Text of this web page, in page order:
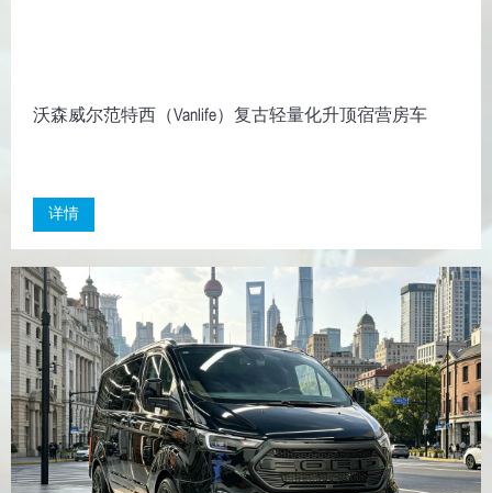
沃森威尔范特西（Vanlife）复古轻量化升顶宿营房车
详情